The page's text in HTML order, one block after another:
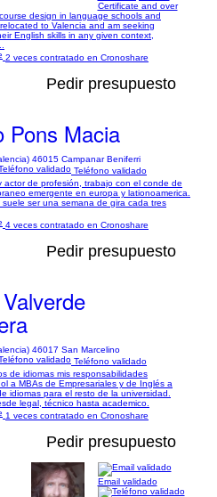
Certificate and over
design in language schools and
to Valencia and am seeking
English skills in any given context,
2 veces contratado en Cronoshare
Pedir presupuesto
Pons Macia
46015 Campanar Beniferri
Teléfono validado
actor de profesión, trabajo con el conde de
emergente en europa y lationoamerica.
ser una semana de gira cada tres
4 veces contratado en Cronoshare
Pedir presupuesto
46017 San Marcelino
Teléfono validado
de idiomas mis responsabilidades
a MBAs de Empresariales y de Inglés a
idiomas para el resto de la universidad.
legal, técnico hasta academico.
1 veces contratado en Cronoshare
Pedir presupuesto
Email validado